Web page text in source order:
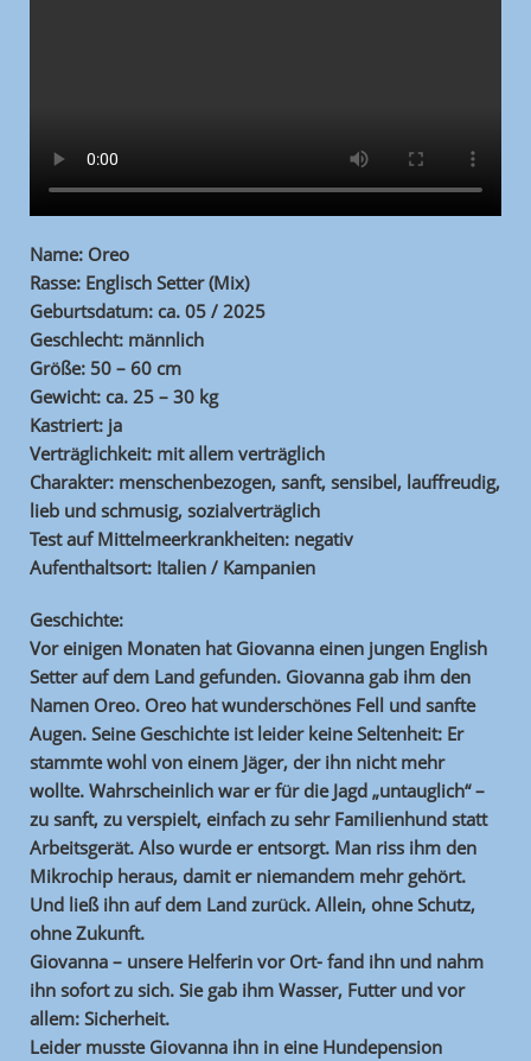
Name: Oreo
Rasse: Englisch Setter (Mix)
Geburtsdatum: ca. 05 / 2025
Geschlecht: männlich
Größe: 50 – 60 cm
Gewicht: ca. 25 – 30 kg
Kastriert: ja
Verträglichkeit: mit allem verträglich
Charakter: menschenbezogen, sanft, sensibel, lauffreudig,
lieb und schmusig, sozialverträglich
Test auf Mittelmeerkrankheiten: negativ
Aufenthaltsort: Italien / Kampanien
Geschichte:
Vor einigen Monaten hat Giovanna einen jungen English
Setter auf dem Land gefunden. Giovanna gab ihm den
Namen Oreo. Oreo hat wunderschönes Fell und sanfte
Augen. Seine Geschichte ist leider keine Seltenheit: Er
stammte wohl von einem Jäger, der ihn nicht mehr
wollte. Wahrscheinlich war er für die Jagd „untauglich“ –
zu sanft, zu verspielt, einfach zu sehr Familienhund statt
Arbeitsgerät. Also wurde er entsorgt. Man riss ihm den
Mikrochip heraus, damit er niemandem mehr gehört.
Und ließ ihn auf dem Land zurück. Allein, ohne Schutz,
ohne Zukunft.
Giovanna – unsere Helferin vor Ort- fand ihn und nahm
ihn sofort zu sich. Sie gab ihm Wasser, Futter und vor
allem: Sicherheit.
Leider musste Giovanna ihn in eine Hundepension